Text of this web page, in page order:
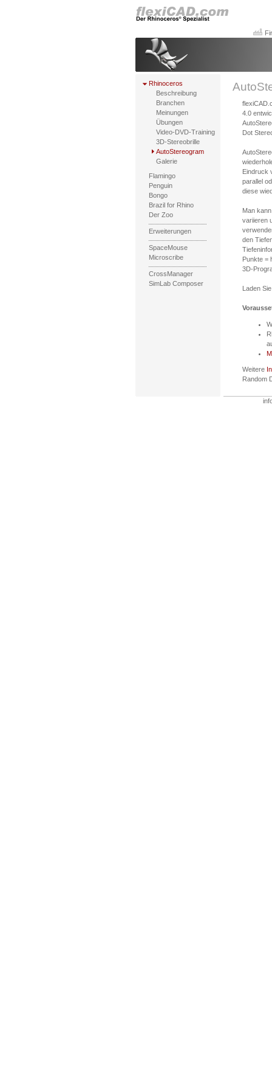
Rhinoceros
Beschreibung
Branchen
Meinungen
Übungen
Video-DVD-Training
3D-Stereobrille
AutoStereogram
Galerie
Flamingo
Penguin
Bongo
Brazil for Rhino
Der Zoo
Erweiterungen
SpaceMouse
Microscribe
CrossManager
SimLab Composer
4.0
Dot
Eindruck
parallel
diese
Man
variieren
den
Punkte =
3D-
Laden
Weitere
Random
inf